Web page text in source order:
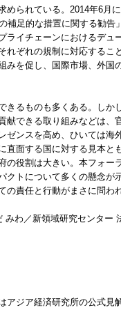
られている。2014年6月
補足的な措置に関する勧告
ライチェーンにおけるデュ
れぞれの規制に対応するこ
みを促し、国際市場、外国
きるものも多くある。しか
献できる取り組みなどは、
ゼンスを高め、ひいては海
直面する国に対する見本と
役割は大きい。本フォー
トについて多くの懸念が
責任と行動がまさに問わ
みわ／新領域研究センター
アジア経済研究所の公式見